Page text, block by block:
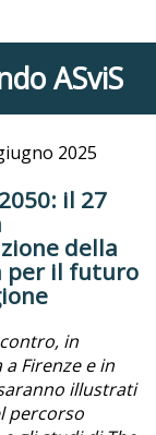
ASviS
2025
il 27
della
per il futuro
in
Firenze e in
illustrati
percorso